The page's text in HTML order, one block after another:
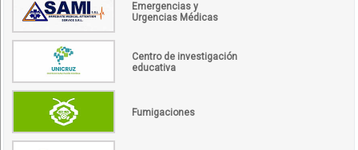
Emergencias y
Urgencias Médicas
Centro de investigación
educativa
Fumigaciones